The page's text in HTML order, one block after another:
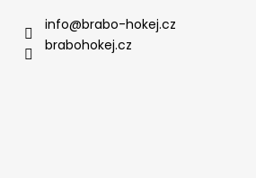
info@brabo-hokej.cz
brabohokej.cz